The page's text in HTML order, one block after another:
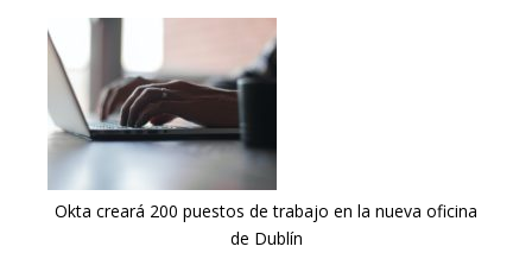
Okta creará 200 puestos de trabajo en la nueva oficina
de Dublín